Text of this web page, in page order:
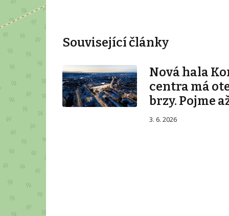
Související články
Nová hala
centra má
brzy. Pojme
3. 6. 2026